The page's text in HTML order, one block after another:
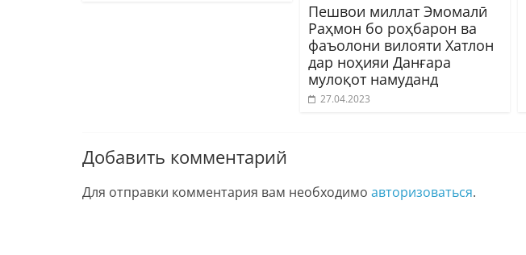
Пешвои миллат Эмомалӣ
Раҳмон бо роҳбарон ва
фаъолони вилояти Хатлон
дар ноҳияи Данғара
мулоқот намуданд
27.04.2023
Добавить комментарий
Для отправки комментария вам необходимо авторизоваться.